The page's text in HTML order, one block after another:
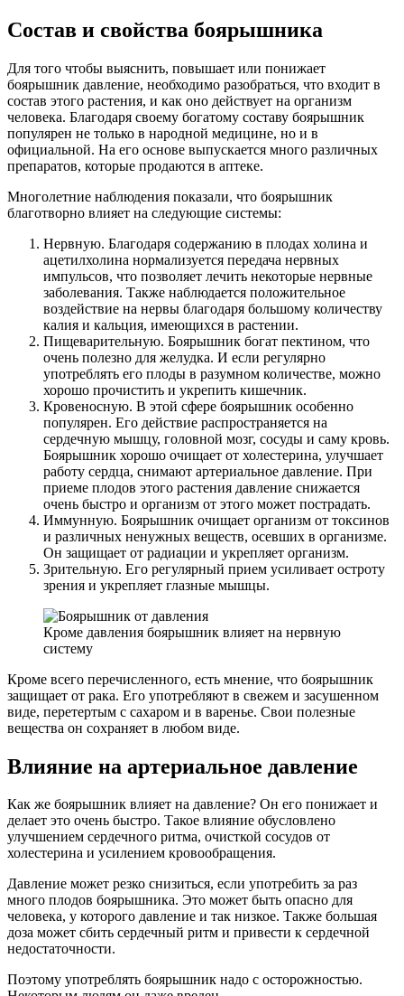
Состав и свойства боярышника
Для того чтобы выяснить, повышает или понижает
боярышник давление, необходимо разобраться, что входит в
состав этого растения, и как оно действует на организм
человека. Благодаря своему богатому составу боярышник
популярен не только в народной медицине, но и в
официальной. На его основе выпускается много различных
препаратов, которые продаются в аптеке.
Многолетние наблюдения показали, что боярышник
благотворно влияет на следующие системы:
Нервную. Благодаря содержанию в плодах холина и
ацетилхолина нормализуется передача нервных
импульсов, что позволяет лечить некоторые нервные
заболевания. Также наблюдается положительное
воздействие на нервы благодаря большому количеству
калия и кальция, имеющихся в растении.
Пищеварительную. Боярышник богат пектином, что
очень полезно для желудка. И если регулярно
употреблять его плоды в разумном количестве, можно
хорошо прочистить и укрепить кишечник.
Кровеносную. В этой сфере боярышник особенно
популярен. Его действие распространяется на
сердечную мышцу, головной мозг, сосуды и саму кровь.
Боярышник хорошо очищает от холестерина, улучшает
работу сердца, снимают артериальное давление. При
приеме плодов этого растения давление снижается
очень быстро и организм от этого может пострадать.
Иммунную. Боярышник очищает организм от токсинов
и различных ненужных веществ, осевших в организме.
Он защищает от радиации и укрепляет организм.
Зрительную. Его регулярный прием усиливает остроту
зрения и укрепляет глазные мышцы.
Кроме давления боярышник влияет на нервную
систему
Кроме всего перечисленного, есть мнение, что боярышник
защищает от рака. Его употребляют в свежем и засушенном
виде, перетертым с сахаром и в варенье. Свои полезные
вещества он сохраняет в любом виде.
Влияние на артериальное давление
Как же боярышник влияет на давление? Он его понижает и
делает это очень быстро. Такое влияние обусловлено
улучшением сердечного ритма, очисткой сосудов от
холестерина и усилением кровообращения.
Давление может резко снизиться, если употребить за раз
много плодов боярышника. Это может быть опасно для
человека, у которого давление и так низкое. Также большая
доза может сбить сердечный ритм и привести к сердечной
недостаточности.
Поэтому употреблять боярышник надо с осторожностью.